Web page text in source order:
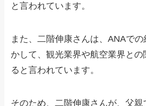
と言われています。
また、二階伸康さんは、ANAで
かして、観光業界や航空業界との
ると言われています。
そのため、二階伸康さんが、父